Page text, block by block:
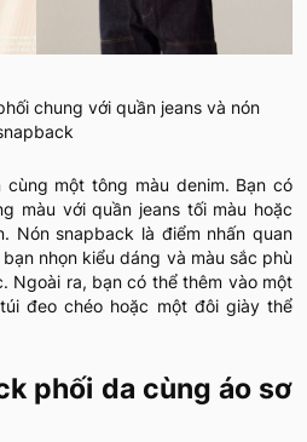
chung với quần jeans và nón
một tông màu denim. Bạn có
màu với quần jeans tối màu hoặc
Nón snapback là điểm nhấn quan
nhọn kiểu dáng và màu sắc phù
Ngoài ra, bạn có thể thêm vào một
đeo chéo hoặc một đôi giày thể
phối da cùng áo sơ